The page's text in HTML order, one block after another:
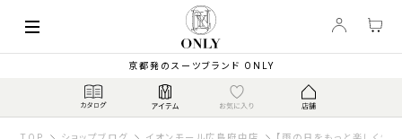
京都発のスーツブランド ONLY